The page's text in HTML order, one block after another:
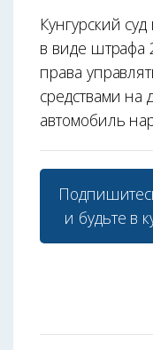
Кунгурский
в виде штрафа
права
средствами на
автомобиль
и будьте в